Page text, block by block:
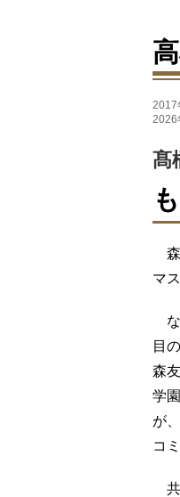
2017
2026
髙
森
マ
目
森
学
が
コ
共